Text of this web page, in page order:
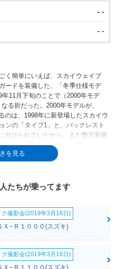
- -
- -
く簡単にいえば、スカイウェイブ
ードを装備した、「冬季仕様モデ
11月下旬のことで（2000年モデ
る折だった。2000年モデルが、
のは、1998年に新登場したスカイウ
ンの「タイプ1」と、バックレスト
分けられていたから。まだ贅沢装備
のは、当然タイプ2のほうだった。
にカタログ落ちするまで、幾度かの
-）にも受け継がれた。
を見る
たちが乗ってます
ク撮影会(2019年3月16日)
Ｘ−Ｒ１０００(スズキ)
ク撮影会(2019年3月16日)
Ｘ−Ｒ１１００(スズキ)